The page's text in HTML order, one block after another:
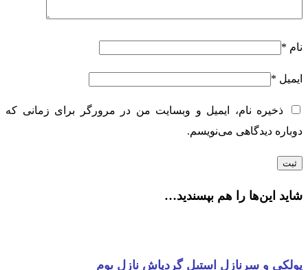
نام *
ایمیل *
ذخیره نام، ایمیل و وبسایت من در مرورگر برای زمانی که
دوباره دیدگاهی می‌نویسم.
شاید این‌ها را هم بپسندید…
پولکی و سرنازل استیل گردپاش نازل بوم